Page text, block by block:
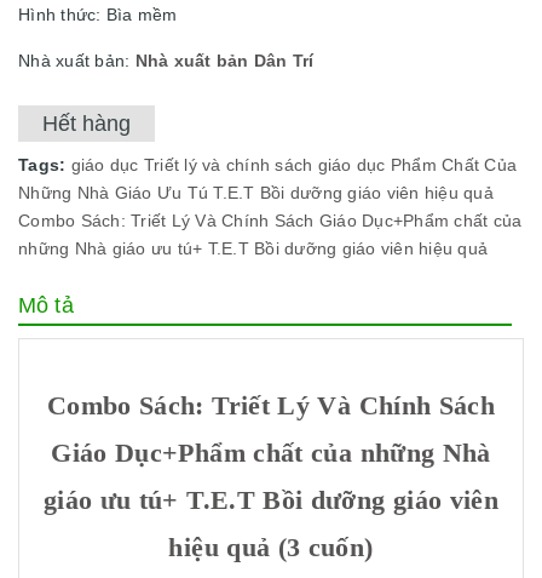
Hình thức: Bìa mềm
Nhà xuất bản: Nhà xuất bản Dân Trí
Hết hàng
Tags: giáo dục Triết lý và chính sách giáo dục Phẩm Chất Của
Những Nhà Giáo Ưu Tú T.E.T Bồi dưỡng giáo viên hiệu quả
Combo Sách: Triết Lý Và Chính Sách Giáo Dục+Phẩm chất của
những Nhà giáo ưu tú+ T.E.T Bồi dưỡng giáo viên hiệu quả
Mô tả
Combo Sách: Triết Lý Và Chính Sách
Giáo Dục+Phẩm chất của những Nhà
giáo ưu tú+ T.E.T Bồi dưỡng giáo viên
hiệu quả (3 cuốn)